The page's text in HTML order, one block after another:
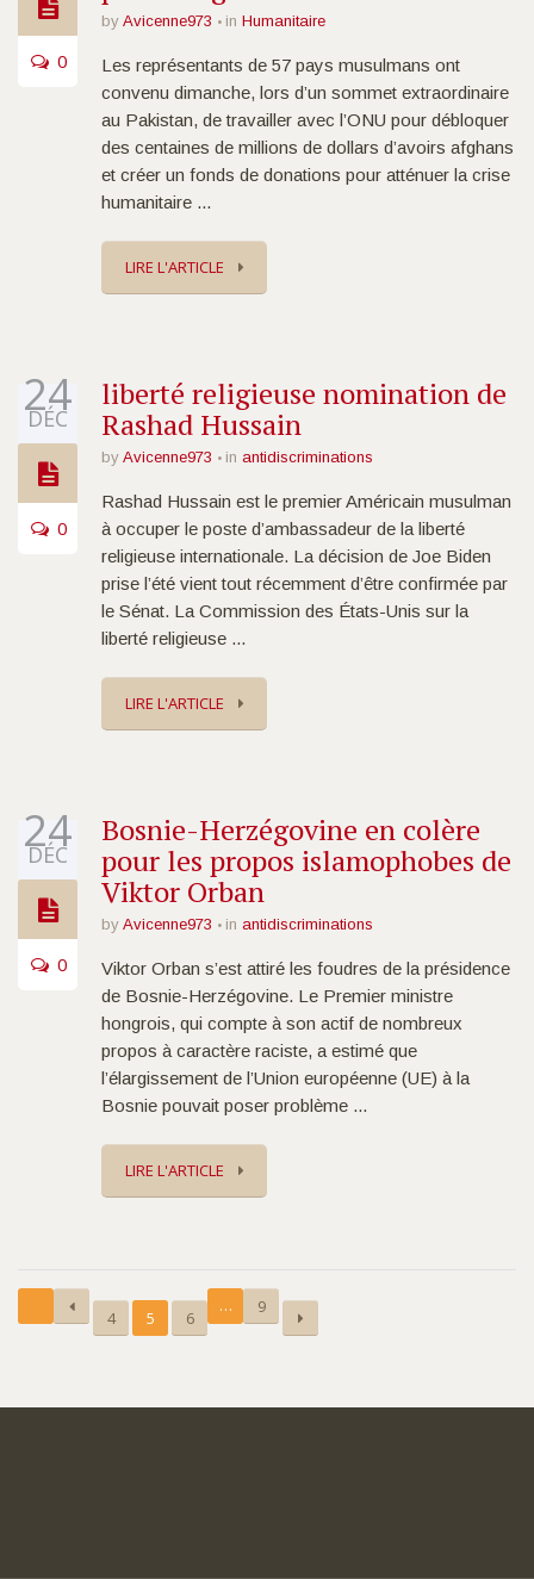
0
by Avicenne973 in Humanitaire
Les représentants de 57 pays musulmans ont
convenu dimanche, lors d’un sommet extraordinaire
au Pakistan, de travailler avec l’ONU pour débloquer
des centaines de millions de dollars d’avoirs afghans
et créer un fonds de donations pour atténuer la crise
humanitaire ...
LIRE L'ARTICLE
24
DÉC
0
liberté religieuse nomination de
Rashad Hussain
by Avicenne973 in antidiscriminations
Rashad Hussain est le premier Américain musulman
à occuper le poste d’ambassadeur de la liberté
religieuse internationale. La décision de Joe Biden
prise l’été vient tout récemment d’être confirmée par
le Sénat. La Commission des États-Unis sur la
liberté religieuse ...
LIRE L'ARTICLE
24
DÉC
0
Bosnie-Herzégovine en colère
pour les propos islamophobes de
Viktor Orban
by Avicenne973 in antidiscriminations
Viktor Orban s’est attiré les foudres de la présidence
de Bosnie-Herzégovine. Le Premier ministre
hongrois, qui compte à son actif de nombreux
propos à caractère raciste, a estimé que
l’élargissement de l’Union européenne (UE) à la
Bosnie pouvait poser problème ...
LIRE L'ARTICLE
4 5 6
… 9